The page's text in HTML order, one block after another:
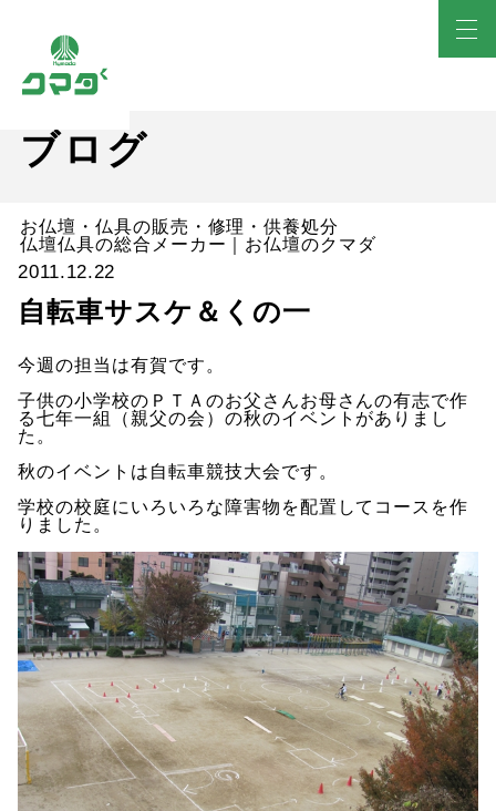
ブログ
お仏壇・仏具の販売・修理・供養処分
仏壇仏具の総合メーカー｜お仏壇のクマダ
2011.12.22
自転車サスケ＆くの一
今週の担当は有賀です。
子供の小学校のＰＴＡのお父さんお母さんの有志で作
る七年一組（親父の会）の秋のイベントがありまし
た。
秋のイベントは自転車競技大会です。
学校の校庭にいろいろな障害物を配置してコースを作
りました。